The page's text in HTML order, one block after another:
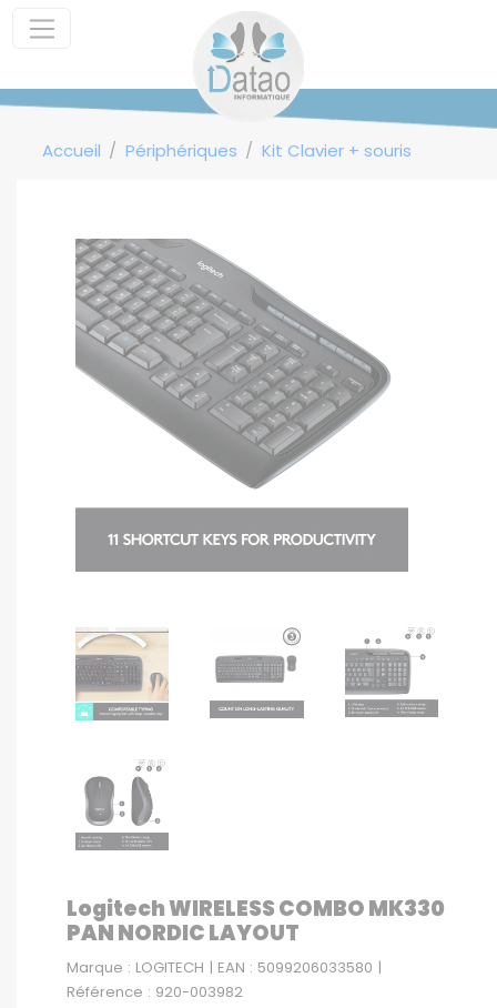
Accueil Périphériques Kit Clavier + souris
Logitech WIRELESS COMBO MK330
PAN NORDIC LAYOUT
Marque : LOGITECH | EAN : 5099206033580 |
Référence : 920-003982
Panneau de gestion des cookies